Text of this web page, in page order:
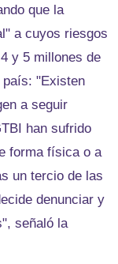
que la
a cuyos riesgos
y 5 millones de
país: "Existen
a seguir
han sufrido
forma física o a
un tercio de las
denunciar y
señaló la